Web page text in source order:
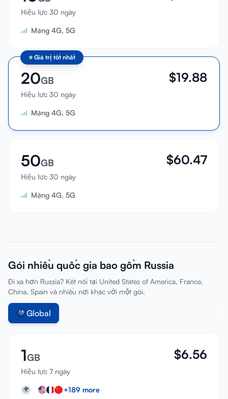
Hiệu lực 30 ngày
Mạng 4G, 5G
⭐Giá trị tốt nhất
20GB
Hiệu lực 30 ngày
$19.88
Mạng 4G, 5G
50GB
Hiệu lực 30 ngày
$60.47
Mạng 4G, 5G
Gói nhiều quốc gia bao gồm Russia
Đi xa hơn Russia? Kết nối tại United States of America, France,
China, Spain và nhiều nơi khác với một gói.
Global
1GB
Hiệu lực 7 ngày
$6.56
🌍 +189 more